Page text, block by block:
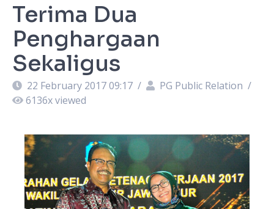
Terima Dua
Penghargaan
Sekaligus
22 February 2017 09:17 / PG Public Relation /
6136x viewed